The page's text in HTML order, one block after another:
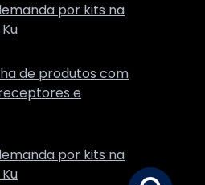
por kits na
de produtos com
e
por kits na